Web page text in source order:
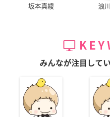
坂本真綾 浪
みんなが注目して